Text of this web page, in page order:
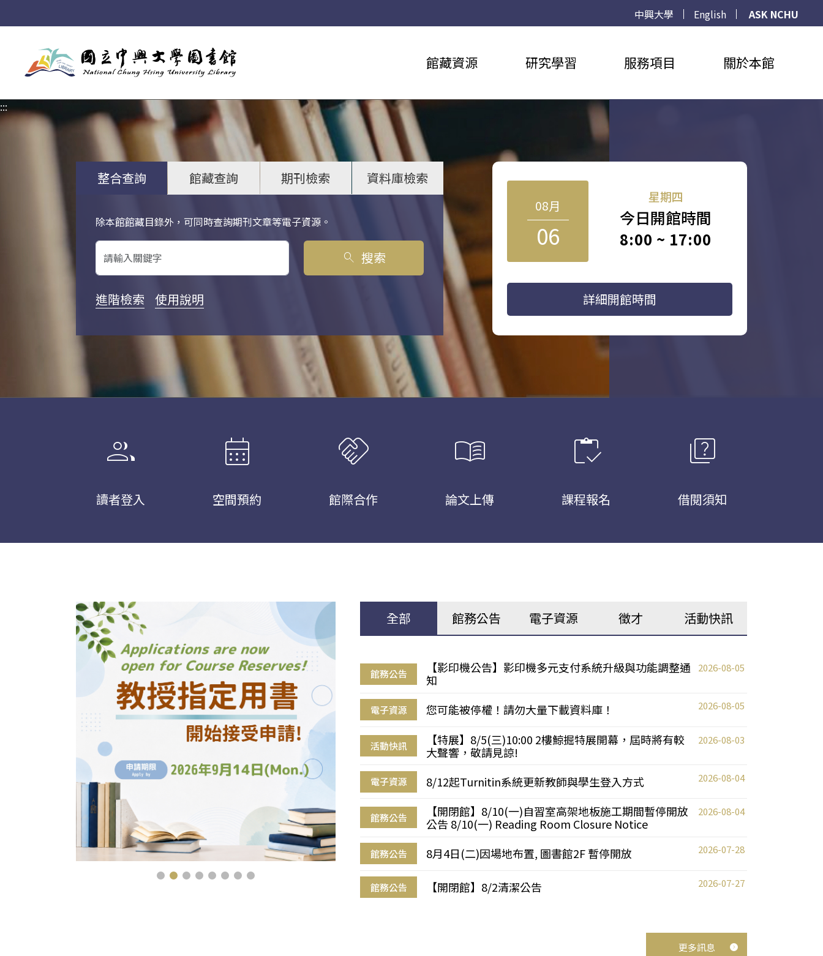
中興大學 English
ASK NCHU
館藏資源 研究學習 服務項目 關於本館
:::
整合查詢 館藏查詢 期刊檢索 資料庫檢索
除本館館藏目錄外，可同時查詢期刊文章等電子資源。
關鍵字搜尋
search 搜索
進階檢索 使用說明
08月
06
星期四
今日開館時間
8:00 ~ 17:00
詳細開館時間
group
讀者登入
calendar_month
空間預約
handshake
館際合作
menu_book
論文上傳
inventory
課程報名
quiz
借閱須知
全部 館務公告 電子資源 徵才 活動快訊
館務公告
【影印機公告】影印機多元支付系統升級與功能調整通
知
2026-08-05
電子資源 您可能被停權！請勿大量下載資料庫！ 2026-08-05
活動快訊
【特展】8/5(三)10:00 2樓鯨掘特展開幕，屆時將有較
大聲響，敬請見諒!
2026-08-03
電子資源 8/12起Turnitin系統更新教師與學生登入方式 2026-08-04
館務公告
【開閉館】8/10(一)自習室高架地板施工期間暫停開放
公告 8/10(一) Reading Room Closure Notice
2026-08-04
館務公告 8月4日(二)因場地布置, 圖書館2F 暫停開放 2026-07-28
館務公告 【開閉館】8/2清潔公告 2026-07-27
更多訊息